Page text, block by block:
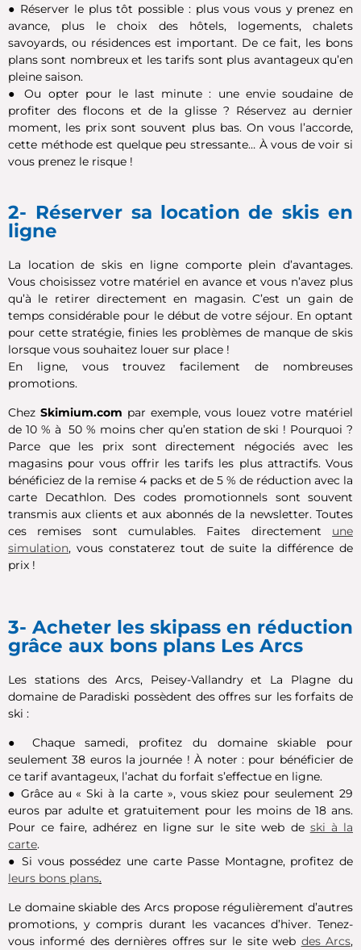
● Réserver le plus tôt possible : plus vous vous y prenez en
avance, plus le choix des hôtels, logements, chalets
savoyards, ou résidences est important. De ce fait, les bons
plans sont nombreux et les tarifs sont plus avantageux qu’en
pleine saison.
● Ou opter pour le last minute : une envie soudaine de
profiter des flocons et de la glisse ? Réservez au dernier
moment, les prix sont souvent plus bas. On vous l’accorde,
cette méthode est quelque peu stressante… À vous de voir si
vous prenez le risque !
2- Réserver sa location de skis en
ligne
La location de skis en ligne comporte plein d’avantages.
Vous choisissez votre matériel en avance et vous n’avez plus
qu’à le retirer directement en magasin. C’est un gain de
temps considérable pour le début de votre séjour. En optant
pour cette stratégie, finies les problèmes de manque de skis
lorsque vous souhaitez louer sur place !
En ligne, vous trouvez facilement de nombreuses
promotions.
Chez Skimium.com par exemple, vous louez votre matériel
de 10 % à 50 % moins cher qu’en station de ski ! Pourquoi ?
Parce que les prix sont directement négociés avec les
magasins pour vous offrir les tarifs les plus attractifs. Vous
bénéficiez de la remise 4 packs et de 5 % de réduction avec la
carte Decathlon. Des codes promotionnels sont souvent
transmis aux clients et aux abonnés de la newsletter. Toutes
ces remises sont cumulables. Faites directement une
simulation, vous constaterez tout de suite la différence de
prix !
3- Acheter les skipass en réduction
grâce aux bons plans Les Arcs
Les stations des Arcs, Peisey-Vallandry et La Plagne du
domaine de Paradiski possèdent des offres sur les forfaits de
ski :
● Chaque samedi, profitez du domaine skiable pour
seulement 38 euros la journée ! À noter : pour bénéficier de
ce tarif avantageux, l’achat du forfait s’effectue en ligne.
● Grâce au « Ski à la carte », vous skiez pour seulement 29
euros par adulte et gratuitement pour les moins de 18 ans.
Pour ce faire, adhérez en ligne sur le site web de ski à la
carte.
● Si vous possédez une carte Passe Montagne, profitez de
leurs bons plans.
Le domaine skiable des Arcs propose régulièrement d’autres
promotions, y compris durant les vacances d’hiver. Tenez-
vous informé des dernières offres sur le site web des Arcs,